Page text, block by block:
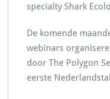
specialty Shark
De komende
webinars
door The Polygon
eerste